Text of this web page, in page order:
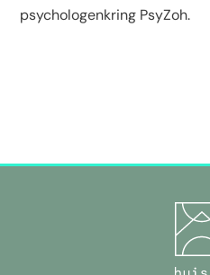
psychologenkring PsyZoh.